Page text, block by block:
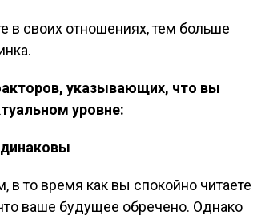
в своих отношениях, тем больше
указывающих, что вы
уровне:
то время как вы спокойно читаете
ваше будущее обречено. Однако